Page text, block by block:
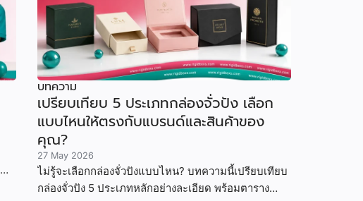
บทความ
เปรียบเทียบ 5 ประเภทกล่องจั่วปัง เลือก
แบบไหนให้ตรงกับแบรนด์และสินค้าของ
คุณ?
27 May 2026
ไม่รู้จะเลือกกล่องจั่วปังแบบไหน? บทความนี้เปรียบเทียบ
กล่องจั่วปัง 5 ประเภทหลักอย่างละเอียด พร้อมตาราง